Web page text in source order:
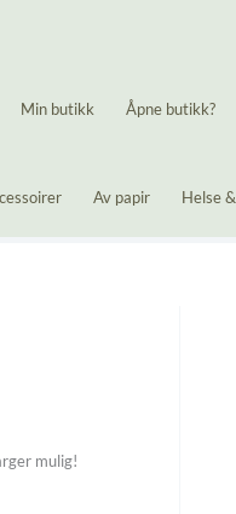
Min butikk Åpne butikk?
Av papir Helse
mulig!